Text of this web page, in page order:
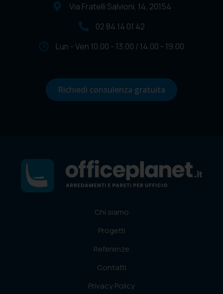
Via Fratelli Salvioni, 14, 20154
02 84 14 01 42
Lun - Ven 10.00 - 13.00 / 14.00 - 19.00
Richiedi consulenza gratuita
Chi siamo
Progetti
Referenze
Contatti
Privacy Policy